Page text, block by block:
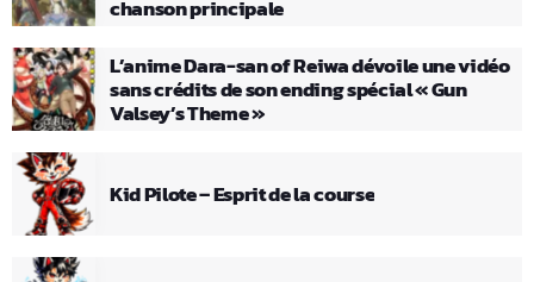
chanson principale
L’anime Dara-san of Reiwa dévoile une vidéo
sans crédits de son ending spécial « Gun
Valsey’s Theme »
Kid Pilote – Esprit de la course